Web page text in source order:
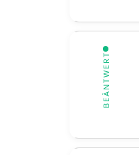
BEÄNTWERT